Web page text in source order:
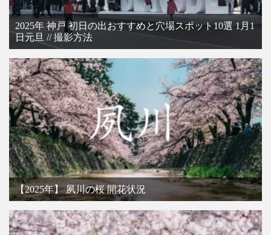
2025年 神戸 初日の出おすすめと穴場スポット10選 1月1
日元旦 // 撮影方法
【2025年】 夙川の桜 開花状況